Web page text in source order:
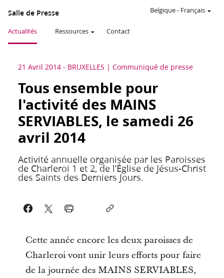
Salle de Presse
Actualités Ressources Contact
Belgique- Français
21 Avril 2014 - BRUXELLES Communiqué de presse
Tous ensemble pour
l'activité des MAINS
SERVIABLES, le samedi 26
avril 2014
Activité annuelle organisée par les Paroisses
de Charleroi 1 et 2, de l’Église de Jésus-Christ
des Saints des Derniers Jours.
Cette année encore les deux paroisses de
Charleroi vont unir leurs efforts pour faire
de la journée des MAINS SERVIABLES,